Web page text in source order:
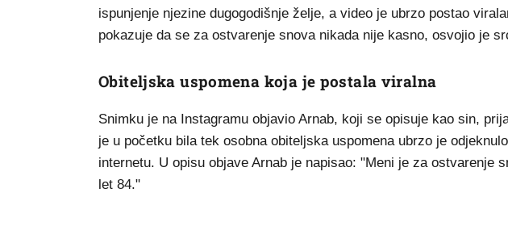
ispunjenje njezine dugogodišnje želje, a video je ubrzo postao
pokazuje da se za ostvarenje snova nikada nije kasno, osvojio je
Obiteljska uspomena koja je postala viralna
Snimku je na Instagramu objavio Arnab, koji se opisuje kao sin,
je u početku bila tek osobna obiteljska uspomena ubrzo je
internetu. U opisu objave Arnab je napisao: "Meni je za ostvarenje
let 84."